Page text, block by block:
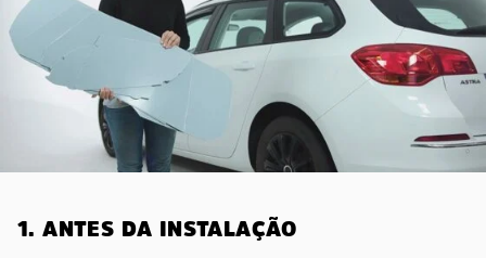
1. ANTES DA INSTALAÇÃO